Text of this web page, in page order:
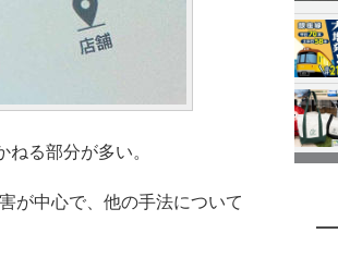
る部分が多い。
が中心で、他の手法について